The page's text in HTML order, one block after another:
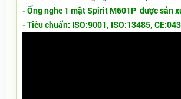
- Ống nghe 1 mặt Spirit M601P được sản
- Tiêu chuẩn: ISO:9001, ISO:13485,